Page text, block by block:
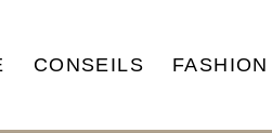
CONSEILS FASHION